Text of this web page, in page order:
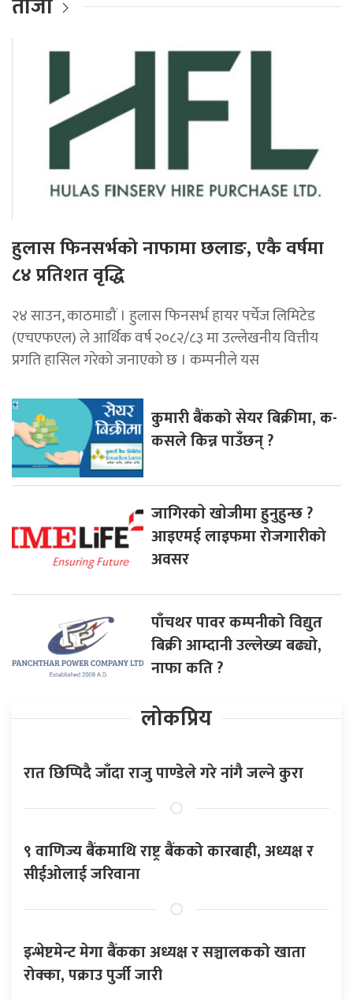
हुलास फिनसर्भको नाफामा छलाङ, एकै वर्षमा
८४ प्रतिशत वृद्धि
२४ साउन, काठमाडौं । हुलास फिनसर्भ हायर पर्चेज लिमिटेड
(एचएफएल) ले आर्थिक वर्ष २०८२/८३ मा उल्लेखनीय वित्तीय
प्रगति हासिल गरेको जनाएको छ । कम्पनीले यस
कुमारी बैंकको सेयर बिक्रीमा, क-
कसले किन्न पाउँछन् ?
जागिरकाे खाेजीमा हुनुहुन्छ ?
आइएमई लाइफमा रोजगारीको
अवसर
पाँचथर पावर कम्पनीको विद्युत
बिक्री आम्दानी उल्लेख्य बढ्यो,
नाफा कति ?
लोकप्रिय
रात छिप्पिदै जाँदा राजु पाण्डेले गरे नांगै जल्ने कुरा
९ वाणिज्य बैंकमाथि राष्ट्र बैंकको कारबाही, अध्यक्ष र
सीईओलाई जरिवाना
इन्भेष्टमेन्ट मेगा बैंकका अध्यक्ष र सञ्चालकको खाता
रोक्का, पक्राउ पुर्जी जारी